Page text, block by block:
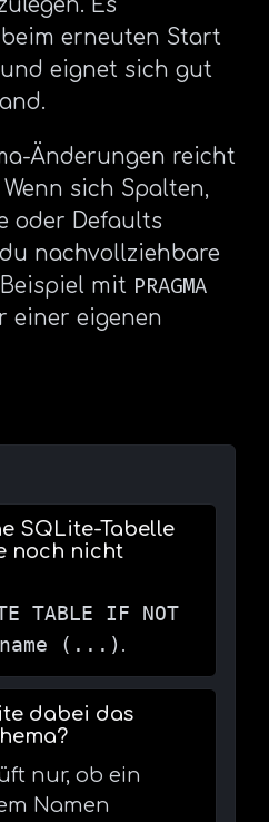
Es
erneuten Start
eignet sich gut
Änderungen reicht
sich Spalten,
oder Defaults
nachvollziehbare
mit PRAGMA
einer eigenen
SQLite-Tabelle
noch nicht
TABLE IF NOT
(...) .
dabei das
nur, ob ein
Namen